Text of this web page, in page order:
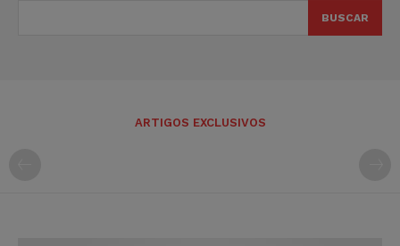
BUSCAR
ARTIGOS EXCLUSIVOS